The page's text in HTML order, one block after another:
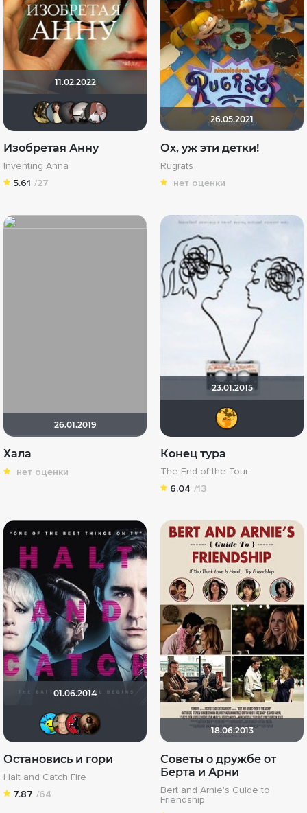
11.02.2022
RaSaNaAnastasia_Podkova
Divine Wi
Рижанка
Dar Veter
Изобретая Анну
Inventing Anna
5.61 /27
26.05.2021
Ох, уж эти детки!
Rugrats
нет оценки
26.01.2019
Хала
нет оценки
23.01.2015
Конец тура
The End of the Tour
6.04 /13
01.06.2014
DarkAngeloknenotna
VladBerkem
Остановись и гори
Halt and Catch Fire
7.87 /64
18.06.2013
Советы о дружбе от
Берта и Арни
Bert and Arnie's Guide to
Friendship